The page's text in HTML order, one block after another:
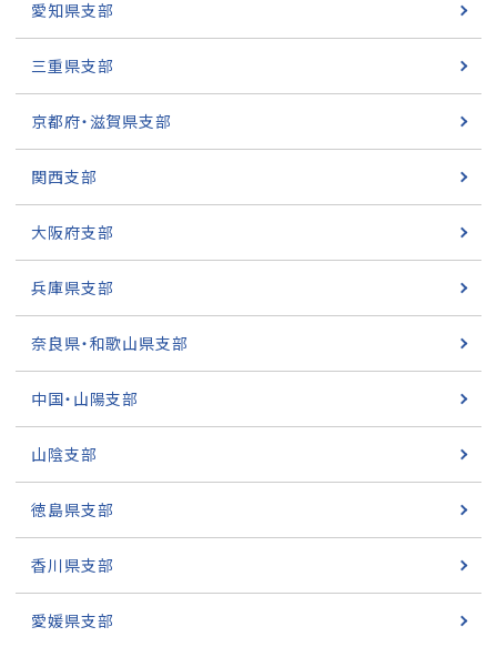
愛知県支部
三重県支部
京都府・滋賀県支部
関西支部
大阪府支部
兵庫県支部
奈良県・和歌山県支部
中国・山陽支部
山陰支部
徳島県支部
香川県支部
愛媛県支部